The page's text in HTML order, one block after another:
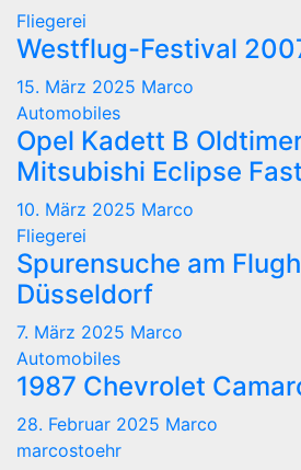
Fliegerei
Westflug-Festival
15. März 2025 Marco
Automobiles
Opel Kadett B
Mitsubishi Eclipse
10. März 2025 Marco
Fliegerei
Spurensuche am
Düsseldorf
7. März 2025 Marco
Automobiles
1987 Chevrolet
28. Februar 2025 Marco
marcostoehr